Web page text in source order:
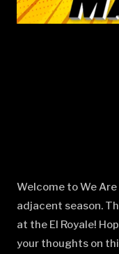
Welcome to We
adjacent season.
at the El Royale!
your thoughts on